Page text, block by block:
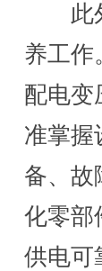
此外
养工作
配电变
准掌握
备、故
化零部
供电可